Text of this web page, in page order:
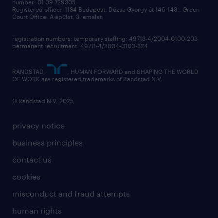
contact us
privacy notice
business principles
contact us
cookies
misconduct and fraud attempts
human rights
number: 01 09 729305
Registered office: 1134 Budapest, Dózsa György út 146-148., Green
Court Office, A épület, 3. emelet,
registration numbers: temporary staffing: 49713-4/2004-0100-203
permanent recruitment: 49711-4/2004-0100-324
RANDSTAD,
, HUMAN FORWARD and SHAPING THE WORLD
OF WORK are registered trademarks of Randstad N.V.
© Randstad N.V. 2025